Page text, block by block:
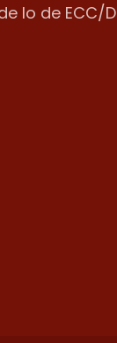
lo de ECC/